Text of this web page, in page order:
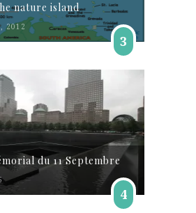
nature island
2012
3
du 11 Septembre
4